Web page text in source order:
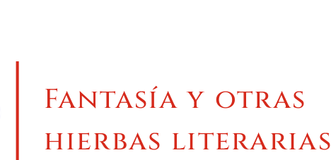
Fantasía y otras
hierbas literarias